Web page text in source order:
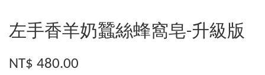
左手香羊奶蠶絲蜂窩皂-升級版
NT$ 480.00